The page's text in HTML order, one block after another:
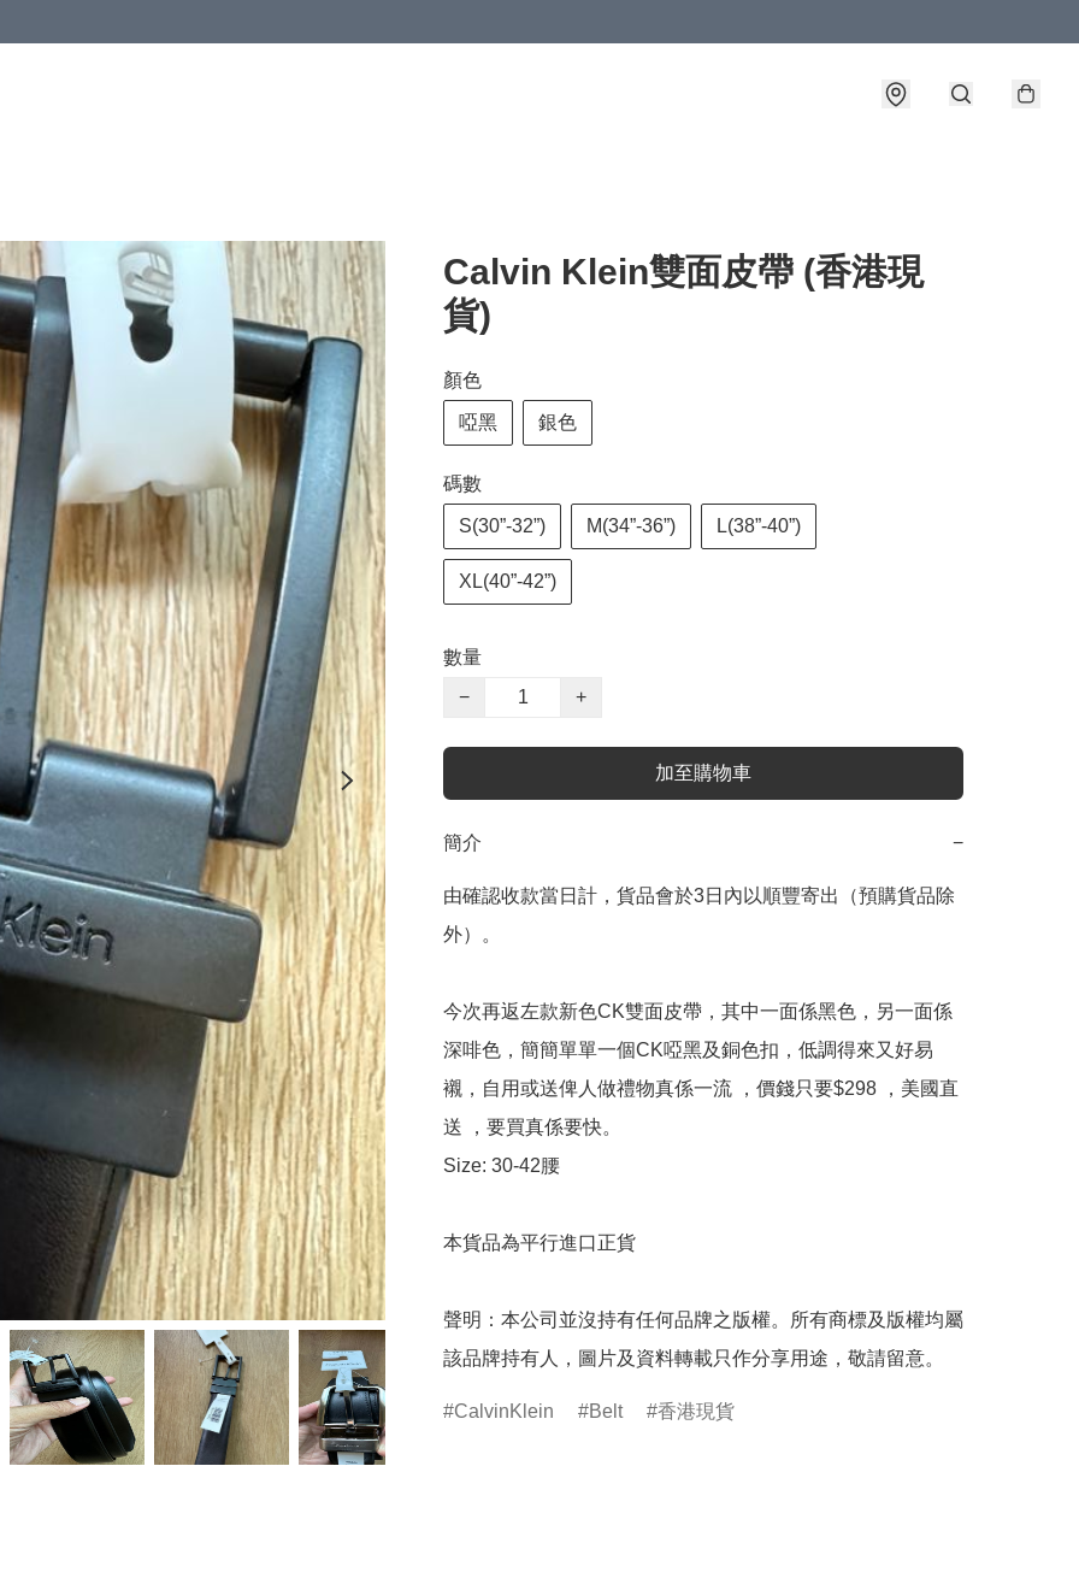
Calvin Klein雙面皮帶 (香港現
貨)
顏色
啞黑 銀色
碼數
S(30”-32”) M(34”-36”) L(38”-40”)
XL(40”-42”)
數量
−
+
加至購物車
簡介 −
由確認收款當日計，貨品會於3日內以順豐寄出（預購貨品除
外）。
今次再返左款新色CK雙面皮帶，其中一面係黑色，另一面係
深啡色，簡簡單單一個CK啞黑及銅色扣，低調得來又好易
襯，自用或送俾人做禮物真係一流 ，價錢只要$298 ，美國直
送 ，要買真係要快。
Size: 30-42腰
本貨品為平行進口正貨
聲明：本公司並沒持有任何品牌之版權。所有商標及版權均屬
該品牌持有人，圖片及資料轉載只作分享用途，敬請留意。
CalvinKlein Belt 香港現貨